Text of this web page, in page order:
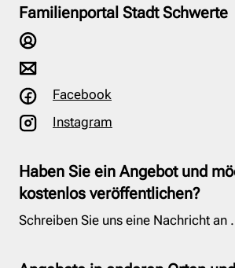
Familienportal Stadt Schwerte
Facebook
Instagram
Haben Sie ein Angebot und
kostenlos veröffentlichen?
Schreiben Sie uns eine Nachricht an .